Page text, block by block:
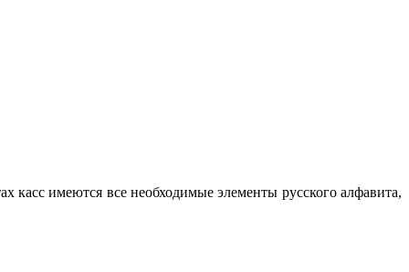
имеются все необходимые элементы русского алфавита,